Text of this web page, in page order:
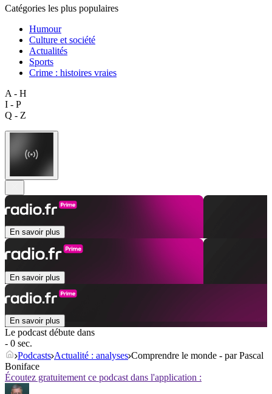
Catégories les plus populaires
Humour
Culture et société
Actualités
Sports
Crime : histoires vraies
A - H
I - P
Q - Z
En savoir plus
En savoir plus
En savoir plus
Le podcast débute dans
- 0 sec.
Podcasts Actualité : analyses Comprendre le monde - par Pascal
Boniface
Écoutez gratuitement ce podcast dans l'application :